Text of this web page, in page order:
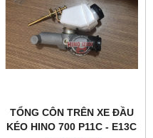
TỔNG CÔN TRÊN XE ĐẦU
KÉO HINO 700 P11C - E13C